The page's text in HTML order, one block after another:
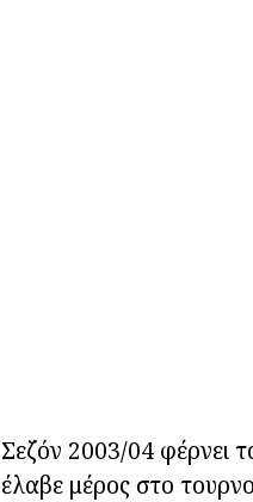
Σεζόν 2003/04 φέρνει
έλαβε μέρος στο